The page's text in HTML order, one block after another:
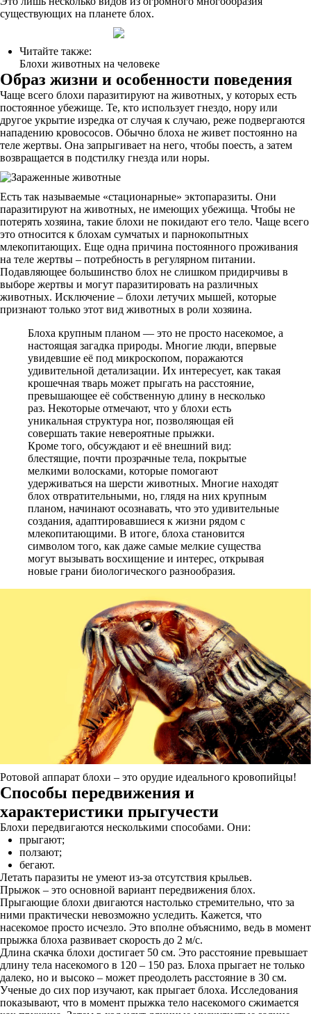
существующих на планете блох.
Читайте также:
Блохи животных на человеке
Образ жизни и особенности поведения
Чаще всего блохи паразитируют на животных, у которых есть
постоянное убежище. Те, кто использует гнездо, нору или
другое укрытие изредка от случая к случаю, реже подвергаются
нападению кровососов. Обычно блоха не живет постоянно на
теле жертвы. Она запрыгивает на него, чтобы поесть, а затем
возвращается в подстилку гнезда или норы.
Есть так называемые «стационарные» эктопаразиты. Они
паразитируют на животных, не имеющих убежища. Чтобы не
потерять хозяина, такие блохи не покидают его тело. Чаще всего
это относится к блохам сумчатых и парнокопытных
млекопитающих. Еще одна причина постоянного проживания
на теле жертвы – потребность в регулярном питании.
Подавляющее большинство блох не слишком придирчивы в
выборе жертвы и могут паразитировать на различных
животных. Исключение – блохи летучих мышей, которые
признают только этот вид животных в роли хозяина.
Блоха крупным планом — это не просто насекомое, а
настоящая загадка природы. Многие люди, впервые
увидевшие её под микроскопом, поражаются
удивительной детализации. Их интересует, как такая
крошечная тварь может прыгать на расстояние,
превышающее её собственную длину в несколько
раз. Некоторые отмечают, что у блохи есть
уникальная структура ног, позволяющая ей
совершать такие невероятные прыжки.
Кроме того, обсуждают и её внешний вид:
блестящие, почти прозрачные тела, покрытые
мелкими волосками, которые помогают
удерживаться на шерсти животных. Многие находят
блох отвратительными, но, глядя на них крупным
планом, начинают осознавать, что это удивительные
создания, адаптировавшиеся к жизни рядом с
млекопитающими. В итоге, блоха становится
символом того, как даже самые мелкие существа
могут вызывать восхищение и интерес, открывая
новые грани биологического разнообразия.
Ротовой аппарат блохи – это орудие идеального кровопийцы!
Способы передвижения и
характеристики прыгучести
Блохи передвигаются несколькими способами. Они:
прыгают;
ползают;
бегают.
Летать паразиты не умеют из-за отсутствия крыльев.
Прыжок – это основной вариант передвижения блох.
Прыгающие блохи двигаются настолько стремительно, что за
ними практически невозможно уследить. Кажется, что
насекомое просто исчезло. Это вполне объяснимо, ведь в момент
прыжка блоха развивает скорость до 2 м/с.
Длина скачка блохи достигает 50 см. Это расстояние превышает
длину тела насекомого в 120 – 150 раз. Блоха прыгает не только
далеко, но и высоко – может преодолеть расстояние в 30 см.
Ученые до сих пор изучают, как прыгает блоха. Исследования
показывают, что в момент прыжка тело насекомого сжимается